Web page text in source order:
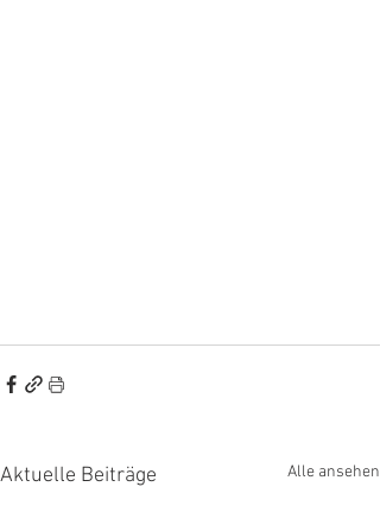
Aktuelle Beiträge Alle ansehen